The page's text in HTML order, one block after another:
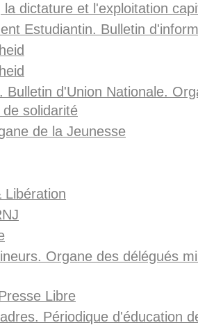
la dictature et l'exploitation
Estudiantin. Bulletin
Bulletin d'Union Nationale.
solidarité
de la Jeunesse
Libération
Organe des délégués
Libre
Périodique d'éducation